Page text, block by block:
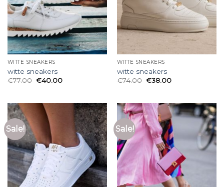
WITTE SNEAKERS
witte sneakers
€77.00 €40.00
WITTE SNEAKERS
witte sneakers
€74.00 €38.00
Sale! Sale!